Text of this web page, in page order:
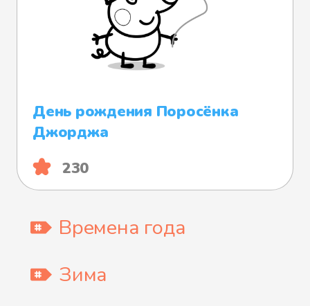
День рождения Поросёнка
Джорджа
230
Времена года
Зима